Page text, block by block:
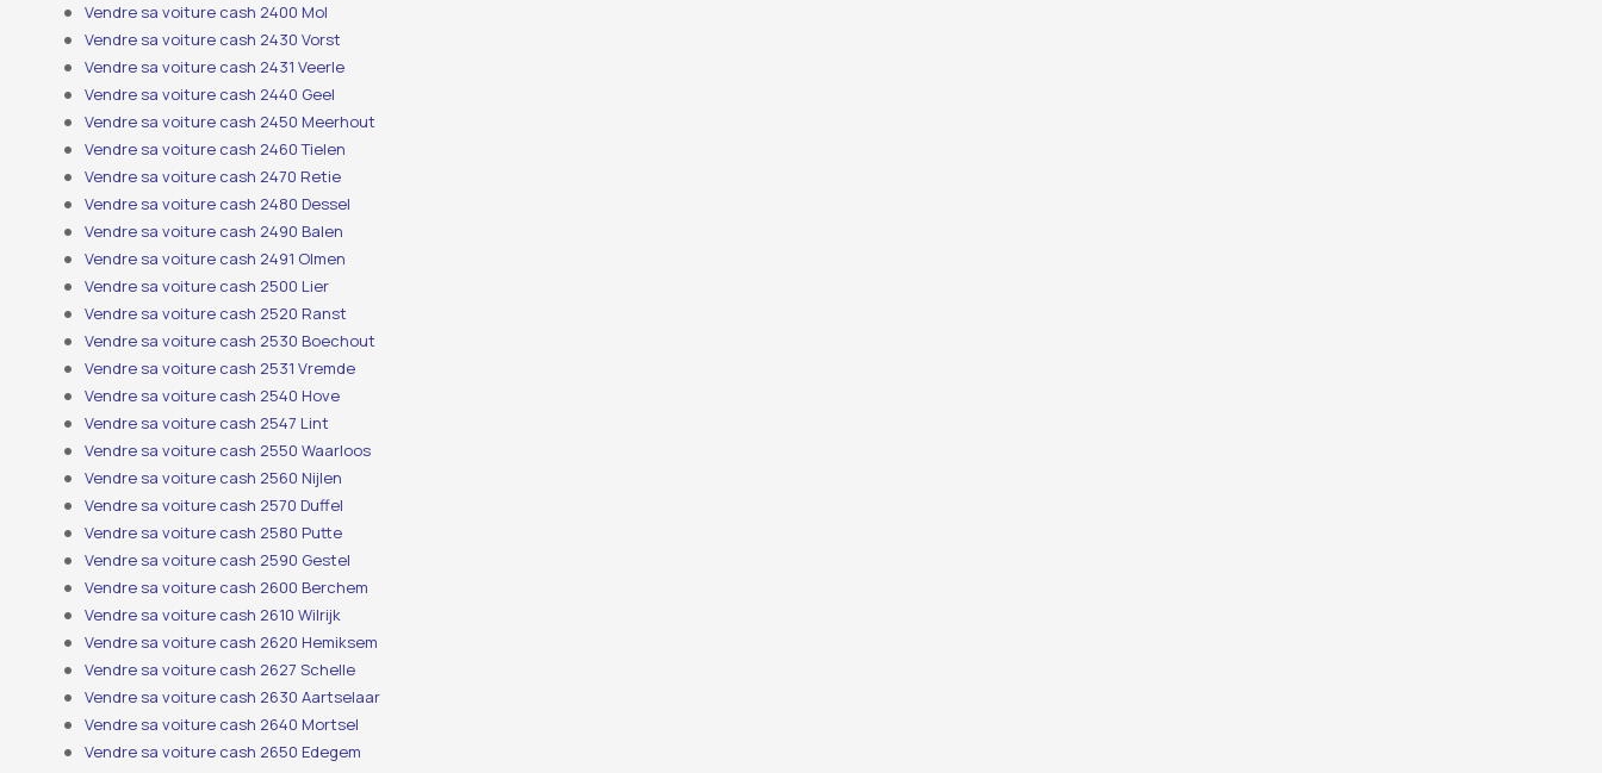
Vendre sa voiture cash 2400 Mol
Vendre sa voiture cash 2430 Vorst
Vendre sa voiture cash 2431 Veerle
Vendre sa voiture cash 2440 Geel
Vendre sa voiture cash 2450 Meerhout
Vendre sa voiture cash 2460 Tielen
Vendre sa voiture cash 2470 Retie
Vendre sa voiture cash 2480 Dessel
Vendre sa voiture cash 2490 Balen
Vendre sa voiture cash 2491 Olmen
Vendre sa voiture cash 2500 Lier
Vendre sa voiture cash 2520 Ranst
Vendre sa voiture cash 2530 Boechout
Vendre sa voiture cash 2531 Vremde
Vendre sa voiture cash 2540 Hove
Vendre sa voiture cash 2547 Lint
Vendre sa voiture cash 2550 Waarloos
Vendre sa voiture cash 2560 Nijlen
Vendre sa voiture cash 2570 Duffel
Vendre sa voiture cash 2580 Putte
Vendre sa voiture cash 2590 Gestel
Vendre sa voiture cash 2600 Berchem
Vendre sa voiture cash 2610 Wilrijk
Vendre sa voiture cash 2620 Hemiksem
Vendre sa voiture cash 2627 Schelle
Vendre sa voiture cash 2630 Aartselaar
Vendre sa voiture cash 2640 Mortsel
Vendre sa voiture cash 2650 Edegem